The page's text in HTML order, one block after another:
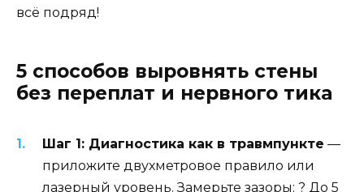
всё подряд!
5 способов выровнять стены
без переплат и нервного тика
Шаг 1: Диагностика как в травмпункте —
приложите двухметровое правило или
лазерный уровень. Замерьте зазоры: ? До 5